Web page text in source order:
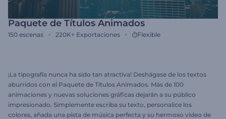
Paquete de Títulos Animados
150 escenas 220K+ Exportaciones Flexible
¡La tipografía nunca ha sido tan atractiva! Deshágase de los textos
aburridos con el Paquete de Títulos Animados. Más de 100
animaciones y nuevas soluciones gráficas dejarán a su público
impresionado. Simplemente escriba su texto, personalice los
colores, añada una pista de música perfecta y su hermoso video de